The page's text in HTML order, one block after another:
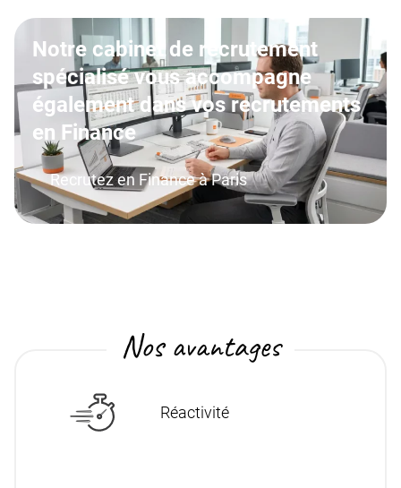
Notre cabinet de recrutement
spécialisé vous accompagne
également dans vos recrutements
en Finance
Recrutez en Finance à Paris
Nos avantages
Réactivité